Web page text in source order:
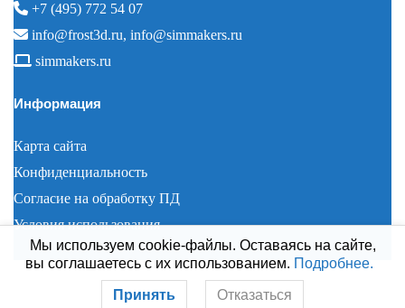
+7 (495) 772 54 07
info@frost3d.ru, info@simmakers.ru
simmakers.ru
Информация
Карта сайта
Конфиденциальность
Согласие на обработку ПД
Условия использования
© 2008–2026 Simmakers
Мы используем cookie-файлы. Оставаясь на сайте,
вы соглашаетесь с их использованием. Подробнее.
Принять Отказаться